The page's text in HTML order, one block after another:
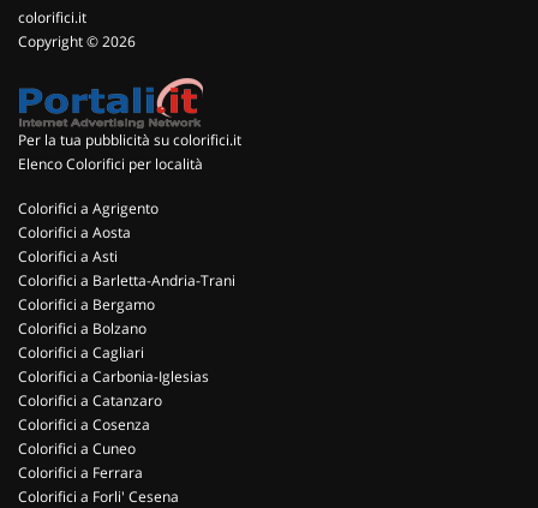
colorifici.it
Copyright © 2026
Per la tua pubblicità su colorifici.it
Elenco Colorifici per località
Colorifici a Agrigento
Colorifici a Aosta
Colorifici a Asti
Colorifici a Barletta-Andria-Trani
Colorifici a Bergamo
Colorifici a Bolzano
Colorifici a Cagliari
Colorifici a Carbonia-Iglesias
Colorifici a Catanzaro
Colorifici a Cosenza
Colorifici a Cuneo
Colorifici a Ferrara
Colorifici a Forli' Cesena